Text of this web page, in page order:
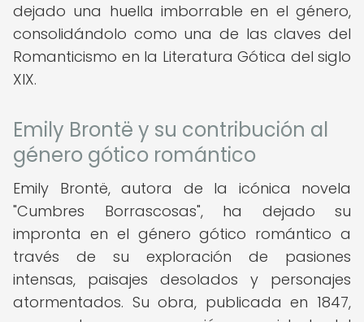
dejado una huella imborrable en el género,
consolidándolo como una de las claves del
Romanticismo en la Literatura Gótica del siglo
XIX.
Emily Brontë y su contribución al
género gótico romántico
Emily Brontë, autora de la icónica novela
"Cumbres Borrascosas", ha dejado su
impronta en el género gótico romántico a
través de su exploración de pasiones
intensas, paisajes desolados y personajes
atormentados. Su obra, publicada en 1847,